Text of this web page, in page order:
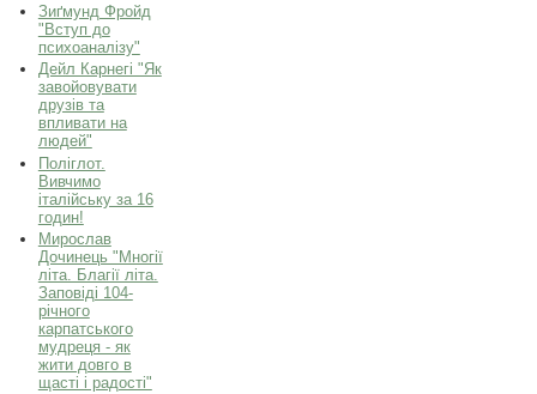
Зиґмунд Фройд
"Вступ до
психоаналізу"
Дейл Карнегі "Як
завойовувати
друзів та
впливати на
людей"
Поліглот.
Вивчимо
італійську за 16
годин!
Мирослав
Дочинець "Многії
літа. Благії літа.
Заповіді 104-
річного
карпатського
мудреця - як
жити довго в
щасті і радості"